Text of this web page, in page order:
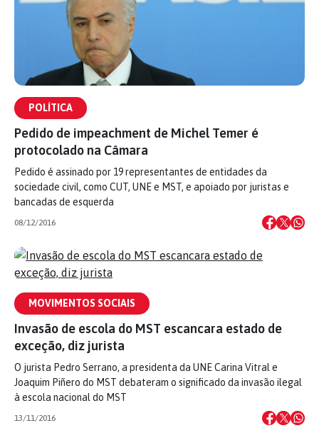
POLÍTICA
Pedido de impeachment de Michel Temer é
protocolado na Câmara
Pedido é assinado por 19 representantes de entidades da
sociedade civil, como CUT, UNE e MST, e apoiado por juristas e
bancadas de esquerda
08/12/2016
MOVIMENTOS SOCIAIS
Invasão de escola do MST escancara estado de
exceção, diz jurista
O jurista Pedro Serrano, a presidenta da UNE Carina Vitral e
Joaquim Piñero do MST debateram o significado da invasão ilegal
à escola nacional do MST
13/11/2016